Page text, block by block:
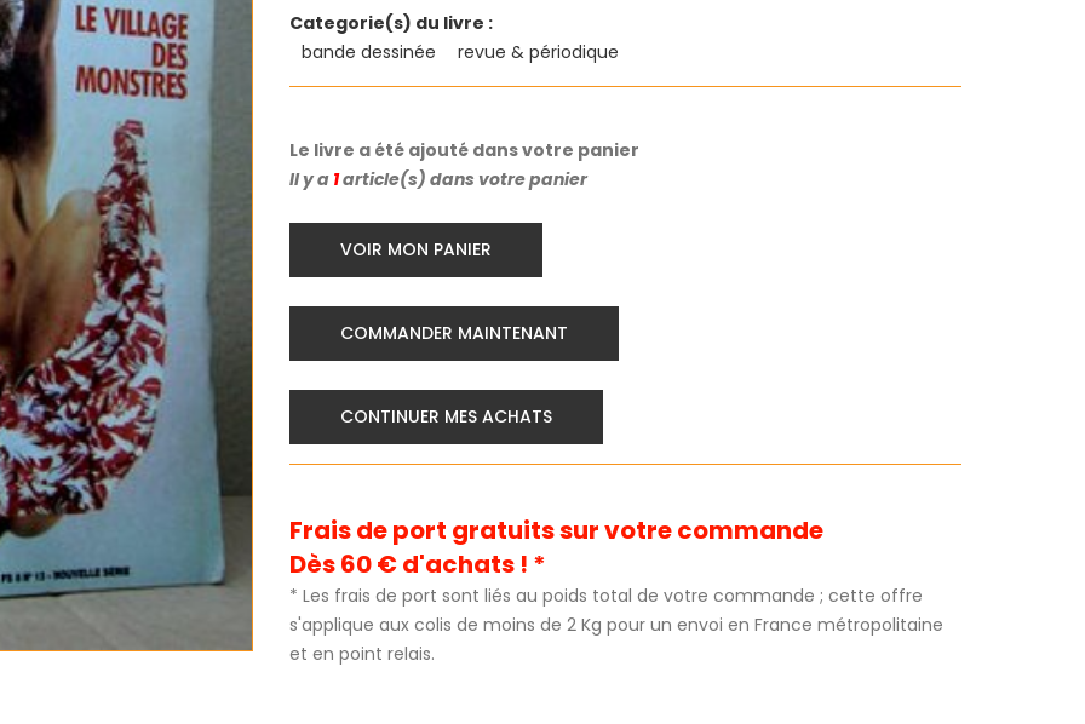
Categorie(s) du livre :
bande dessinée
revue & périodique
Le livre a été ajouté dans votre panier
Il y a 1article(s) dans votre panier
VOIR MON PANIER
COMMANDER MAINTENANT
CONTINUER MES ACHATS
Frais de port gratuits sur votre commande
Dès 60 € d'achats ! *
* Les frais de port sont liés au poids total de votre commande ; cette offre
s'applique aux colis de moins de 2 Kg pour un envoi en France métropolitaine
et en point relais.